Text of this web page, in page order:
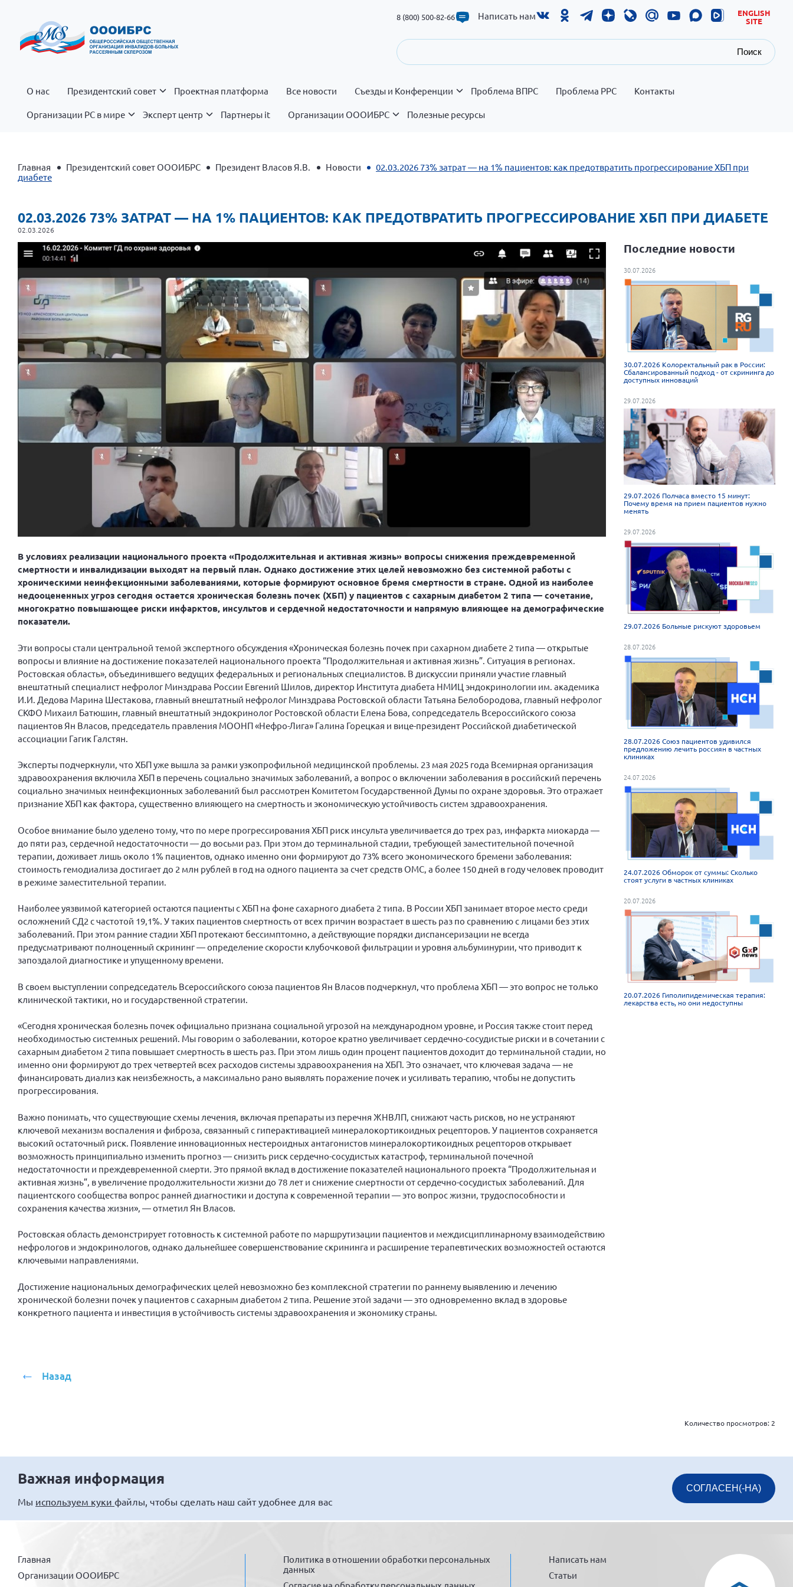
8 (800) 500-82-66 Написать нам
ENGLISH
SITE
Поиск
О нас Президентский совет Проектная платформа Все новости Съезды и Конференции Проблема ВПРС Проблема РРС Контакты
Организации РС в мире Эксперт центр Партнеры it Организации ОООИБРС Полезные ресурсы
Главная Президентский совет ОООИБРС Президент Власов Я.В. Новости
02.03.2026 73% затрат — на 1% пациентов: как предотвратить прогрессирование ХБП при
диабете
02.03.2026 73% ЗАТРАТ — НА 1% ПАЦИЕНТОВ: КАК ПРЕДОТВРАТИТЬ ПРОГРЕССИРОВАНИЕ ХБП ПРИ ДИАБЕТЕ
02.03.2026
В условиях реализации национального проекта «Продолжительная и активная жизнь» вопросы снижения преждевременной
смертности и инвалидизации выходят на первый план. Однако достижение этих целей невозможно без системной работы с
хроническими неинфекционными заболеваниями, которые формируют основное бремя смертности в стране. Одной из наиболее
недооцененных угроз сегодня остается хроническая болезнь почек (ХБП) у пациентов с сахарным диабетом 2 типа — сочетание,
многократно повышающее риски инфарктов, инсультов и сердечной недостаточности и напрямую влияющее на демографические
показатели.
Эти вопросы стали центральной темой экспертного обсуждения «Хроническая болезнь почек при сахарном диабете 2 типа — открытые
вопросы и влияние на достижение показателей национального проекта “Продолжительная и активная жизнь”. Ситуация в регионах.
Ростовская область», объединившего ведущих федеральных и региональных специалистов. В дискуссии приняли участие главный
внештатный специалист нефролог Минздрава России Евгений Шилов, директор Института диабета НМИЦ эндокринологии им. академика
И.И. Дедова Марина Шестакова, главный внештатный нефролог Минздрава Ростовской области Татьяна Белобородова, главный нефролог
СКФО Михаил Батюшин, главный внештатный эндокринолог Ростовской области Елена Бова, сопредседатель Всероссийского союза
пациентов Ян Власов, председатель правления МООНП «Нефро-Лига» Галина Горецкая и вице-президент Российской диабетической
ассоциации Гагик Галстян.
Эксперты подчеркнули, что ХБП уже вышла за рамки узкопрофильной медицинской проблемы. 23 мая 2025 года Всемирная организация
здравоохранения включила ХБП в перечень социально значимых заболеваний, а вопрос о включении заболевания в российский перечень
социально значимых неинфекционных заболеваний был рассмотрен Комитетом Государственной Думы по охране здоровья. Это отражает
признание ХБП как фактора, существенно влияющего на смертность и экономическую устойчивость систем здравоохранения.
Особое внимание было уделено тому, что по мере прогрессирования ХБП риск инсульта увеличивается до трех раз, инфаркта миокарда —
до пяти раз, сердечной недостаточности — до восьми раз. При этом до терминальной стадии, требующей заместительной почечной
терапии, доживает лишь около 1% пациентов, однако именно они формируют до 73% всего экономического бремени заболевания:
стоимость гемодиализа достигает до 2 млн рублей в год на одного пациента за счет средств ОМС, а более 150 дней в году человек проводит
в режиме заместительной терапии.
Наиболее уязвимой категорией остаются пациенты с ХБП на фоне сахарного диабета 2 типа. В России ХБП занимает второе место среди
осложнений СД2 с частотой 19,1%. У таких пациентов смертность от всех причин возрастает в шесть раз по сравнению с лицами без этих
заболеваний. При этом ранние стадии ХБП протекают бессимптомно, а действующие порядки диспансеризации не всегда
предусматривают полноценный скрининг — определение скорости клубочковой фильтрации и уровня альбуминурии, что приводит к
запоздалой диагностике и упущенному времени.
В своем выступлении сопредседатель Всероссийского союза пациентов Ян Власов подчеркнул, что проблема ХБП — это вопрос не только
клинической тактики, но и государственной стратегии.
«Сегодня хроническая болезнь почек официально признана социальной угрозой на международном уровне, и Россия также стоит перед
необходимостью системных решений. Мы говорим о заболевании, которое кратно увеличивает сердечно-сосудистые риски и в сочетании с
сахарным диабетом 2 типа повышает смертность в шесть раз. При этом лишь один процент пациентов доходит до терминальной стадии, но
именно они формируют до трех четвертей всех расходов системы здравоохранения на ХБП. Это означает, что ключевая задача — не
финансировать диализ как неизбежность, а максимально рано выявлять поражение почек и усиливать терапию, чтобы не допустить
прогрессирования.
Важно понимать, что существующие схемы лечения, включая препараты из перечня ЖНВЛП, снижают часть рисков, но не устраняют
ключевой механизм воспаления и фиброза, связанный с гиперактивацией минералокортикоидных рецепторов. У пациентов сохраняется
высокий остаточный риск. Появление инновационных нестероидных антагонистов минералокортикоидных рецепторов открывает
возможность принципиально изменить прогноз — снизить риск сердечно-сосудистых катастроф, терминальной почечной
недостаточности и преждевременной смерти. Это прямой вклад в достижение показателей национального проекта “Продолжительная и
активная жизнь”, в увеличение продолжительности жизни до 78 лет и снижение смертности от сердечно-сосудистых заболеваний. Для
пациентского сообщества вопрос ранней диагностики и доступа к современной терапии — это вопрос жизни, трудоспособности и
сохранения качества жизни», — отметил Ян Власов.
Ростовская область демонстрирует готовность к системной работе по маршрутизации пациентов и междисциплинарному взаимодействию
нефрологов и эндокринологов, однако дальнейшее совершенствование скрининга и расширение терапевтических возможностей остаются
ключевыми направлениями.
Достижение национальных демографических целей невозможно без комплексной стратегии по раннему выявлению и лечению
хронической болезни почек у пациентов с сахарным диабетом 2 типа. Решение этой задачи — это одновременно вклад в здоровье
конкретного пациента и инвестиция в устойчивость системы здравоохранения и экономику страны.
Последние новости
30.07.2026
30.07.2026 Колоректальный рак в России:
Сбалансированный подход - от скрининга до
доступных инноваций
29.07.2026
29.07.2026 Полчаса вместо 15 минут:
Почему время на прием пациентов нужно
менять
29.07.2026
29.07.2026 Больные рискуют здоровьем
28.07.2026
28.07.2026 Союз пациентов удивился
предложению лечить россиян в частных
клиниках
24.07.2026
24.07.2026 Обморок от суммы: Сколько
стоят услуги в частных клиниках
20.07.2026
20.07.2026 Гиполипидемическая терапия:
лекарства есть, но они недоступны
Назад
Количество просмотров: 2
Важная информация
Мы используем куки файлы, чтобы сделать наш сайт удобнее для вас
СОГЛАСЕН(-НА)
Главная
Организации ОООИБРС
Политика в отношении обработки персональных
данных
Написать нам
Статьи